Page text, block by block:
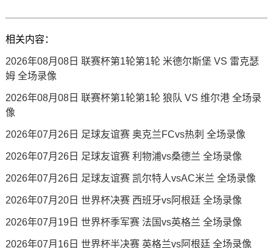
相关内容：
2026年08月08日 联赛杯第1轮第1轮 米德尔斯堡 VS 雷克瑟
姆 全场录像
2026年08月08日 联赛杯第1轮第1轮 狼队 VS 维尔港 全场录
像
2026年07月26日 足球友谊赛 奥克兰FCvs热刺 全场录像
2026年07月26日 足球友谊赛 利物浦vs桑德兰 全场录像
2026年07月26日 足球友谊赛 凯尔特人vsAC米兰 全场录像
2026年07月20日 世界杯决赛 西班牙vs阿根廷 全场录像
2026年07月19日 世界杯季军赛 法国vs英格兰 全场录像
2026年07月16日 世界杯半决赛 英格兰vs阿根廷 全场录像